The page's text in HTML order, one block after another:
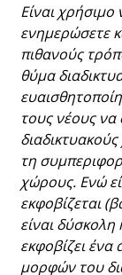
Είναι χρήσιμο
ενημερώσετε
πιθανούς
θύμα
τους νέους να
τη
χώρους. Ενώ
εκφοβίζεται
είναι
εκφοβίζει
μορφών του